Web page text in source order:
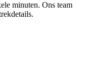
minuten. Ons team